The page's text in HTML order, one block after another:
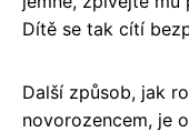
Dítě se tak cítí
Další způsob, jak
novorozencem, je